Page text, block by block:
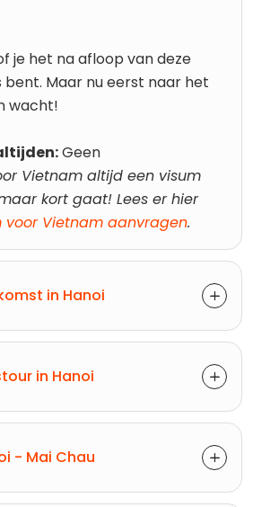
je het na afloop van deze
bent. Maar nu eerst naar het
wacht!
Geen
Vietnam altijd een visum
kort gaat! Lees er hier
voor Vietnam aanvragen.
in Hanoi
in Hanoi
- Mai Chau